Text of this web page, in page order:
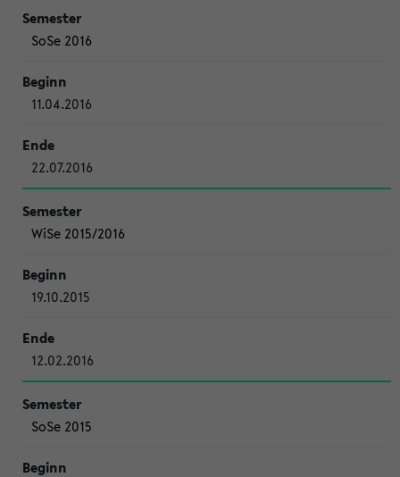
SoSe 2016
11.04.2016
22.07.2016
WiSe 2015/2016
19.10.2015
12.02.2016
SoSe 2015